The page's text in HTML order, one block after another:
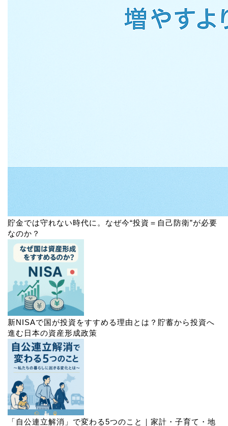
貯金では守れない時代に。なぜ今“投資＝自己防衛”が必要
なのか？
新NISAで国が投資をすすめる理由とは？貯蓄から投資へ
進む日本の資産形成政策
「自公連立解消」で変わる5つのこと｜家計・子育て・地